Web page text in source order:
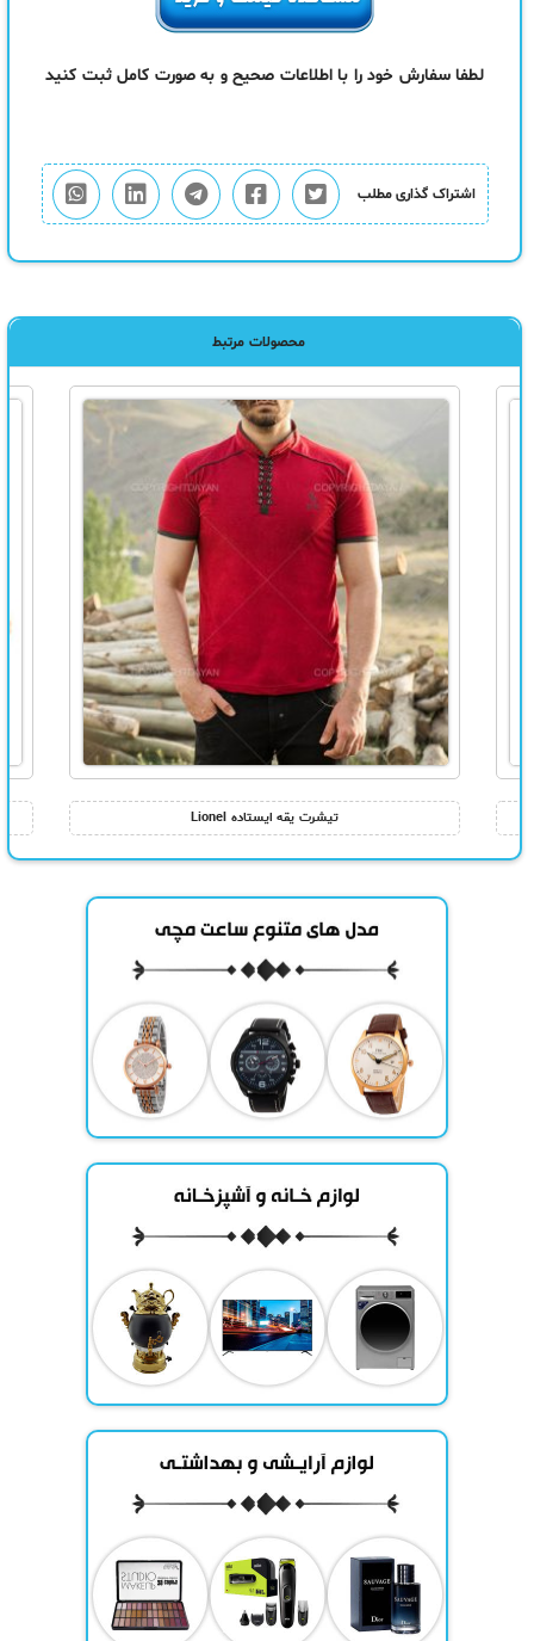
لطفا سفارش خود را با اطلاعات صحیح و به صورت کامل ثبت کنید
اشتراک گذاری مطلب
محصولات مرتبط
تیشرت یقه ایستاده Lionel